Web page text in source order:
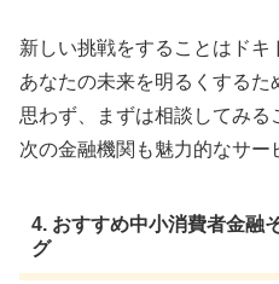
新しい挑戦をすることはドキ
あなたの未来を明るくする
思わず、まずは相談してみる
次の金融機関も魅力的なサー
4. おすすめ中小消費者金融
グ